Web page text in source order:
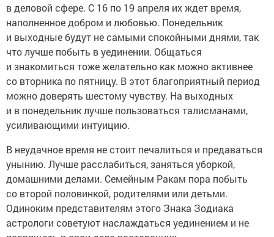
в деловой сфере. С 16 по 19 апреля их ждет время,
наполненное добром и любовью. Понедельник
и выходные будут не самыми спокойными днями, так
что лучше побыть в уединении. Общаться
и знакомиться тоже желательно как можно активнее
со вторника по пятницу. В этот благоприятный период
можно доверять шестому чувству. На выходных
и в понедельник лучше пользоваться талисманами,
усиливающими интуицию.
В неудачное время не стоит печалиться и предаваться
унынию. Лучше расслабиться, заняться уборкой,
домашними делами. Семейным Ракам пора побыть
со второй половинкой, родителями или детьми.
Одиноким представителям этого Знака Зодиака
астрологи советуют наслаждаться уединением и не